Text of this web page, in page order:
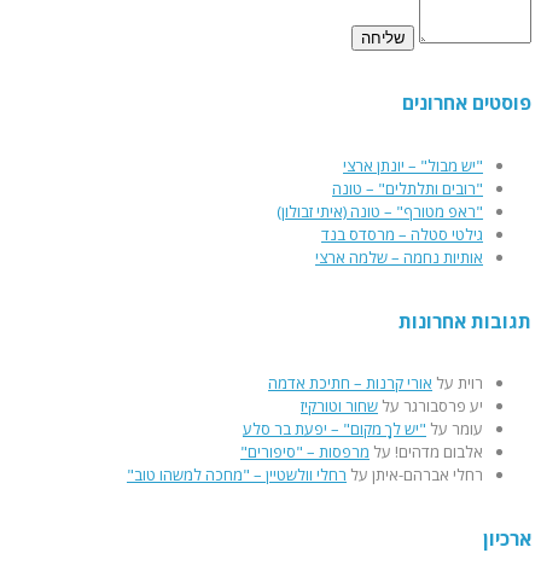
פוסטים אחרונים
"יש מבול" – יונתן ארצי
"רובים ותלתלים" – טונה
"ראפ מטורף" – טונה (איתי זבולון)
גילטי סטלה – מרסדס בנד
אותיות נחמה – שלמה ארצי
תגובות אחרונות
רוית על אורי קרנות – חתיכת אדמה
יע פרסבורגר על שחור וטורקיז
עומר על "יש לךָ מקום" – יפעת בר סלע
אלבום מדהים! על מרפסות – "סיפורים"
רחלי אברהם-איתן על רחלי וולשטיין – "מחכה למשהו טוב"
ארכיון